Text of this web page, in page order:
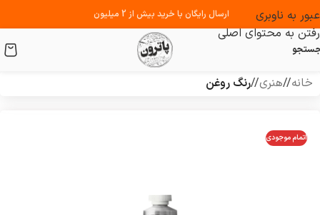
عبور به ناوبری
رفتن به محتوای اصلی
ارسال رایگان با خرید بیش از 2 میلیون
خانه/ هنری/ رنگ روغن
اتمام موجودی